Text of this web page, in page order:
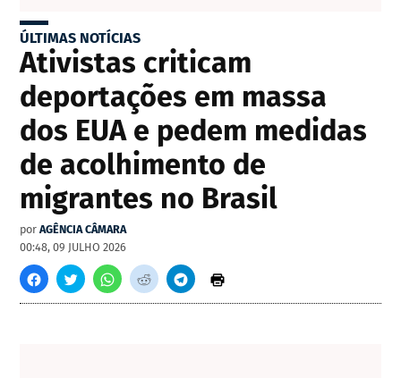
ÚLTIMAS NOTÍCIAS
Ativistas criticam
deportações em massa
dos EUA e pedem medidas
de acolhimento de
migrantes no Brasil
por AGÊNCIA CÂMARA
00:48, 09 JULHO 2026